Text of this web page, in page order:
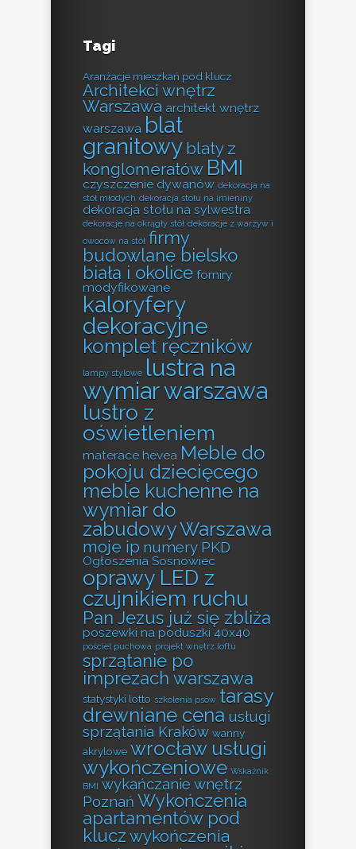
Tagi
Aranżacje mieszkań pod klucz
Architekci wnętrz
Warszawa architekt wnętrz
warszawa blat
granitowy blaty z
konglomeratów BMI
czyszczenie dywanów dekoracja na
stół młodych dekoracja stołu na imieniny
dekoracja stołu na sylwestra
dekoracje na okrągły stół dekoracje z warzyw i
owoców na stół firmy
budowlane bielsko
biała i okolice forniry
modyfikowane
kaloryfery
dekoracyjne
komplet ręczników
lampy stylowe lustra na
wymiar warszawa
lustro z
oświetleniem
materace hevea Meble do
pokoju dziecięcego
meble kuchenne na
wymiar do
zabudowy Warszawa
moje ip numery PKD
Ogłoszenia Sosnowiec
oprawy LED z
czujnikiem ruchu
Pan Jezus już się zbliża
poszewki na poduszki 40x40
pościel puchowa projekt wnętrz loftu
sprzątanie po
imprezach warszawa
statystyki lotto szkolenia psów tarasy
drewniane cena usługi
sprzątania Kraków wanny
akrylowe wrocław usługi
wykończeniowe Wskaźnik
BMI wykańczanie wnętrz
Poznań Wykończenia
apartamentów pod
klucz wykończenia